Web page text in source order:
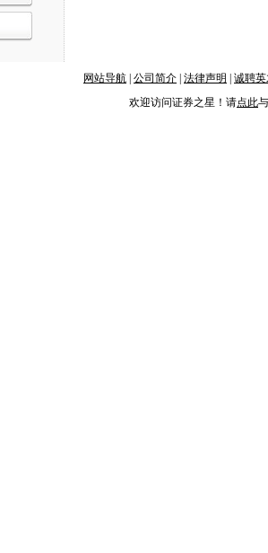
网站导航 公司简介 法律声明
诚聘
欢迎访问证券之星！请点此